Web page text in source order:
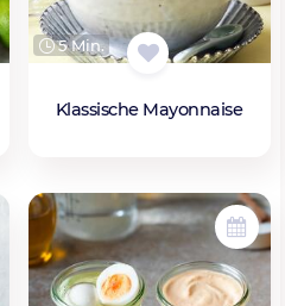
5 Min.
Klassische Mayonnaise